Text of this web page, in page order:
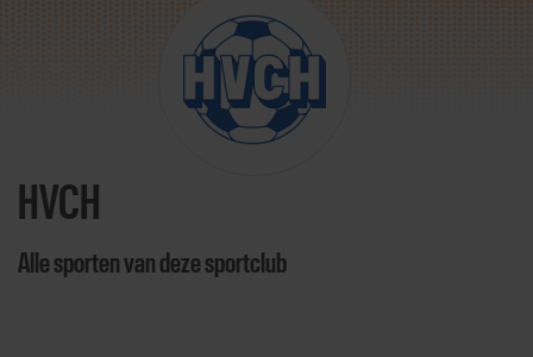
Direct door naar content
HVCH
Alle sporten van deze sportclub